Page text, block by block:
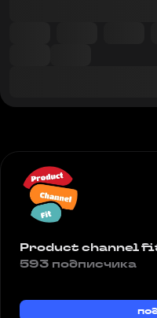
Product channel
593 подписчика